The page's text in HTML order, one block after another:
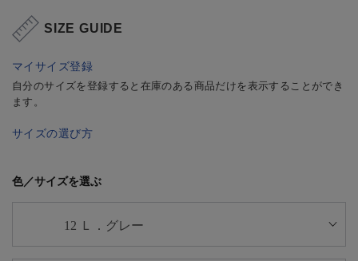
SIZE GUIDE
マイサイズ登録
自分のサイズを登録すると在庫のある商品だけを表示することができ
ます。
サイズの選び方
色／サイズを選ぶ